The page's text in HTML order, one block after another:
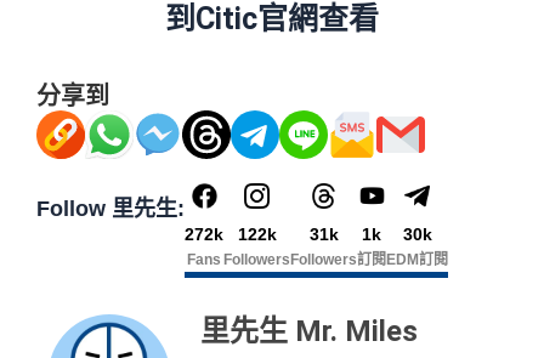
到Citic官網查看
分享到
Follow 里先生:
272k
Fans
122k
Followers
31k
Followers
1k
訂閱
30k
EDM訂閱
里先生 Mr. Miles